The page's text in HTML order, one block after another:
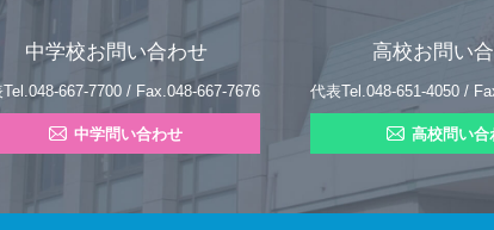
中学校お問い合わせ
Tel.048-667-7700 / Fax.048-667-7676
中学問い合わせ
高校お問い
代表Tel.048-651-4050 /
高校問い合